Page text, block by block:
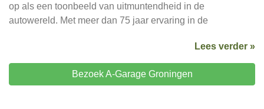
op als een toonbeeld van uitmuntendheid in de
autowereld. Met meer dan 75 jaar ervaring in de
Lees verder »
Bezoek A-Garage Groningen